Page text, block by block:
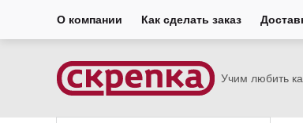
О компании Как сделать заказ
Учим любить